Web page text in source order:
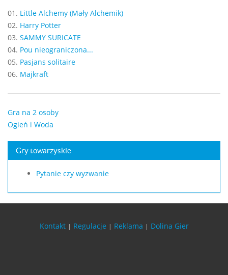
01. Little Alchemy (Mały Alchemik)
02. Harry Potter
03. SAMMY SURICATE
04. Pou nieograniczona...
05. Pasjans solitaire
06. Majkraft
Gra na 2 osoby
Ogień i Woda
Gry towarzyskie
Pytanie czy wyzwanie
Kontakt | Regulacje | Reklama | Dolina Gier